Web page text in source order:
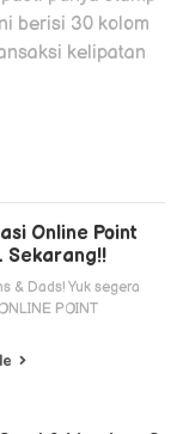
berisi 30 kolom
kelipatan
Online Point
Sekarang!!
& Dads! Yuk segera
POINT